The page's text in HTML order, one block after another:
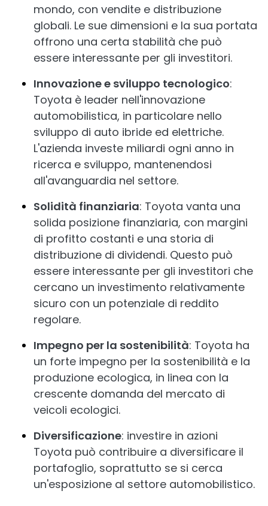
mondo, con vendite e distribuzione
globali. Le sue dimensioni e la sua portata
offrono una certa stabilità che può
essere interessante per gli investitori.
Innovazione e sviluppo tecnologico:
Toyota è leader nell'innovazione
automobilistica, in particolare nello
sviluppo di auto ibride ed elettriche.
L'azienda investe miliardi ogni anno in
ricerca e sviluppo, mantenendosi
all'avanguardia nel settore.
Solidità finanziaria: Toyota vanta una
solida posizione finanziaria, con margini
di profitto costanti e una storia di
distribuzione di dividendi. Questo può
essere interessante per gli investitori che
cercano un investimento relativamente
sicuro con un potenziale di reddito
regolare.
Impegno per la sostenibilità: Toyota ha
un forte impegno per la sostenibilità e la
produzione ecologica, in linea con la
crescente domanda del mercato di
veicoli ecologici.
Diversificazione: investire in azioni
Toyota può contribuire a diversificare il
portafoglio, soprattutto se si cerca
un'esposizione al settore automobilistico.